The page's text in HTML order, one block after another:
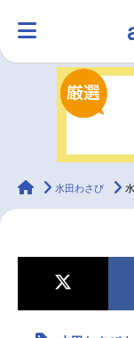
ラジオ
animateTimes
水田わさび 水